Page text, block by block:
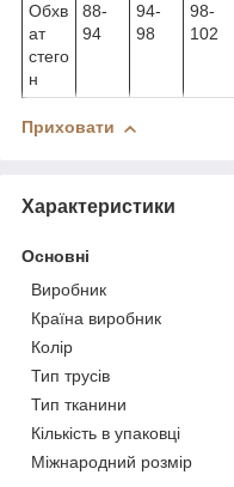
Обхв
ат
стего
н
88-
94
94-
98
98-
102
Приховати
Характеристики
Основні
Виробник
Країна виробник
Колір
Тип трусів
Тип тканини
Кількість в упаковці
Міжнародний розмір